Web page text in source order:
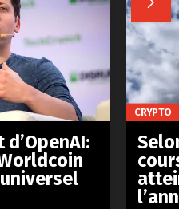
CRYPTO